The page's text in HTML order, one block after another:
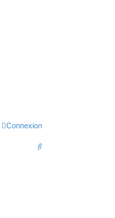
Connexion
R